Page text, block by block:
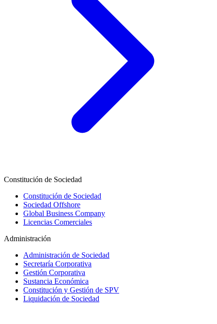
Constitución de Sociedad
Constitución de Sociedad
Sociedad Offshore
Global Business Company
Licencias Comerciales
Administración
Administración de Sociedad
Secretaría Corporativa
Gestión Corporativa
Sustancia Económica
Constitución y Gestión de SPV
Liquidación de Sociedad